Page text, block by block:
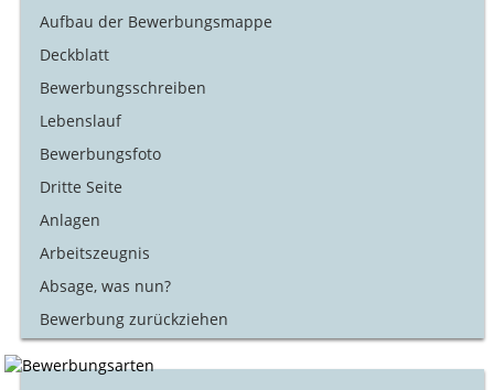
Aufbau der Bewerbungsmappe
Deckblatt
Bewerbungsschreiben
Lebenslauf
Bewerbungsfoto
Dritte Seite
Anlagen
Arbeitszeugnis
Absage, was nun?
Bewerbung zurückziehen